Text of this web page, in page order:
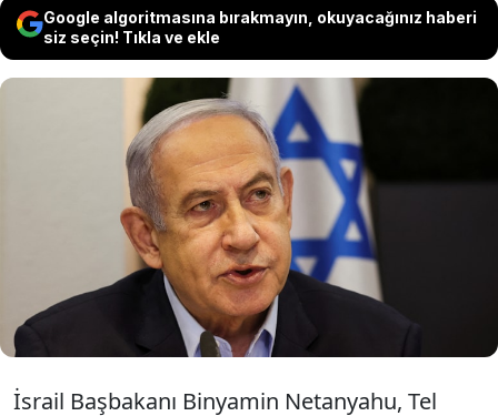
Google algoritmasına bırakmayın, okuyacağınız haberi
siz seçin! Tıkla ve ekle
İsrail Başbakanı Binyamin Netanyahu,
Gazze’de yürütülen savaş konusunda
Lahey dahil kimsenin kendilerini
durduramayacağını söyledi.
İsrail Başbakanı Binyamin Netanyahu, Tel